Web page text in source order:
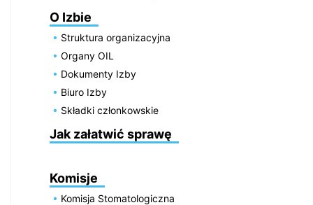
O Izbie
Struktura organizacyjna
Organy OIL
Dokumenty Izby
Biuro Izby
Składki członkowskie
Jak załatwić sprawę
Komisje
Komisja Stomatologiczna